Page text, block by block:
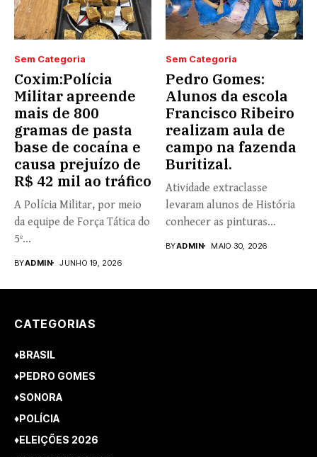
Sem Categoria
Coxim:Polícia
Militar apreende
mais de 800
gramas de pasta
base de cocaína e
causa prejuízo de
R$ 42 mil ao tráfico
A Polícia Militar, por meio
da equipe de Força Tática do
5º...
BYADMIN JUNHO 19, 2026
Sem Categoria
Pedro Gomes:
Alunos da escola
Francisco Ribeiro
realizam aula de
campo na fazenda
Buritizal.
Atividade extraclasse
levaram alunos de História
conhecer as pinturas
BYADMIN MAIO 30, 2026
CATEGORIAS
♦BRASIL
♦PEDRO GOMES
♦SONORA
♦POLÍCIA
♦ELEIÇÕES 2026